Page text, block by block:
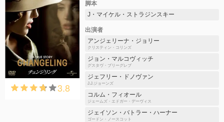
3.8
脚本
J・マイケル・ストラジンスキー
出演者
アンジェリーナ・ジョリー
クリスティン・コリンズ
ジョン・マルコヴィッチ
グスタヴ・ブリーグレブ
ジェフリー・ドノヴァン
J.J.ジョーンズ
コルム・フィオール
ジェームズ・エドガー・デーヴィス
ジェイソン・バトラー・ハーナー
ゴードン・ノースコット